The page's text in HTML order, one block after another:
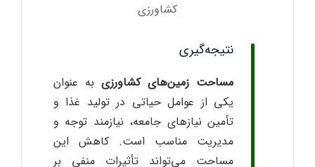
کشاورزی
نتیجه‌گیری
مساحت زمین‌های کشاورزی به عنوان
یکی از عوامل حیاتی در تولید غذا و
تأمین نیازهای جامعه، نیازمند توجه و
مدیریت مناسب است. کاهش این
مساحت می‌تواند تأثیرات منفی بر